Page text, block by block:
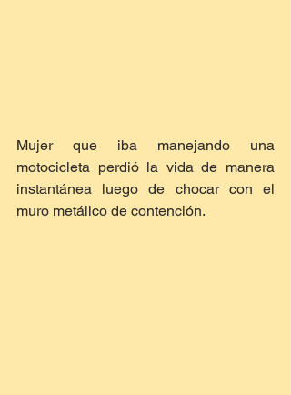
Mujer que iba manejando una
motocicleta perdió la vida de manera
instantánea luego de chocar con el
muro metálico de contención.